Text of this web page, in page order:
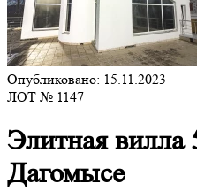
Опубликовано: 15.11.2023
ЛОТ № 1147
Элитная вилла
Дагомысе